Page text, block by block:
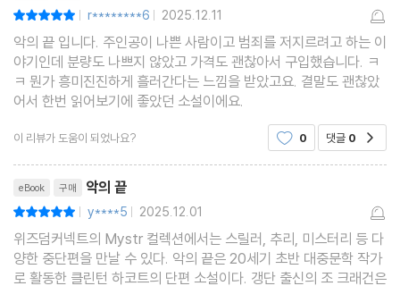
| r********6 | 2025.12.11
악의 끝 입니다. 주인공이 나쁜 사람이고 범죄를 저지르려고 하는 이
야기인데 분량도 나쁘지 않았고 가격도 괜찮아서 구입했습니다. ㅋ
ㅋ 뭔가 흥미진진하게 흘러간다는 느낌을 받았고요. 결말도 괜찮았
어서 한번 읽어보기에 좋았던 소설이에요.
이 리뷰가 도움이 되었나요? 0 댓글 0
eBook 구매 악의 끝
| y****5 | 2025.12.01
위즈덤커넥트의 Mystr 컬렉션에서는 스릴러, 추리, 미스터리 등 다
양한 중단편을 만날 수 있다. 악의 끝은 20세기 초반 대중문학 작가
로 활동한 클린턴 하코트의 단편 소설이다. 갱단 출신의 조 크래건은